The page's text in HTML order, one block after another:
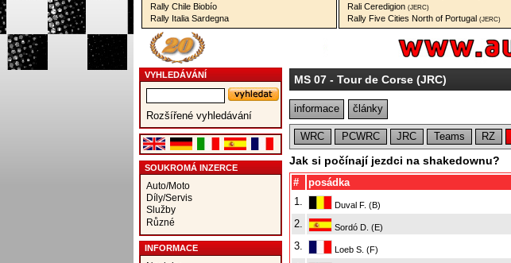
Rally Chile Biobío
Rally Italia Sardegna
Rali Ceredigion (JERC)
Rally Five Cities North of Portugal (JERC)
VYHLEDÁVÁNÍ
Rozšířené vyhledávání
SOUKROMÁ INZERCE
Auto/Moto
Díly/Servis
Služby
Různé
INFORMACE
MS 07- Tour de Corse (JRC)
informace články
WRC PCWRC JRC Teams RZ
Jak si počínají jezdci na shakedownu?
# posádka
1.
Duval F. (B)
2.
Sordó D. (E)
3.
Loeb S. (F)